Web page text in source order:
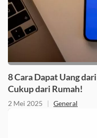
8 Cara Dapat Uang
Cukup dari Rumah!
2 Mei 2025 | General